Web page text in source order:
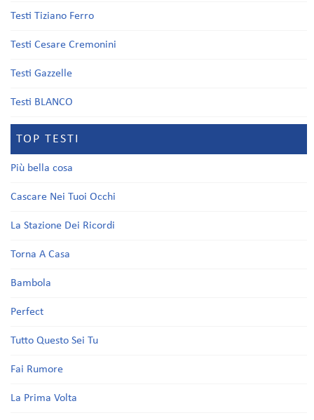
Testi Tiziano Ferro
Testi Cesare Cremonini
Testi Gazzelle
Testi BLANCO
TOP TESTI
Più bella cosa
Cascare Nei Tuoi Occhi
La Stazione Dei Ricordi
Torna A Casa
Bambola
Perfect
Tutto Questo Sei Tu
Fai Rumore
La Prima Volta